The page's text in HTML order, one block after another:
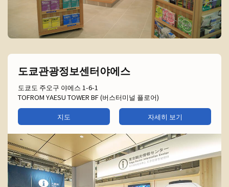
도쿄관광정보센터야에스
도쿄도 주오구 야에스 1-6-1
TOFROM YAESU TOWER BF (버스터미널 플로어)
지도
자세히 보기